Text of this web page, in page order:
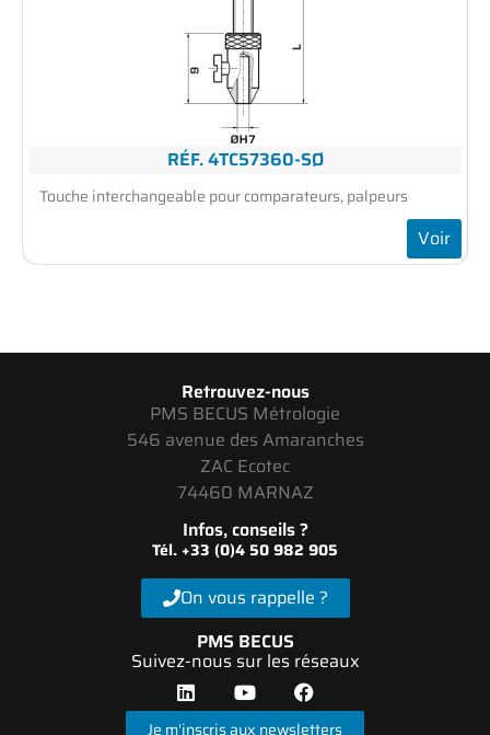
RÉF. 4TC57360-SØ
Touche interchangeable pour comparateurs, palpeurs
Voir
Retrouvez-nous
PMS BECUS Métrologie
546 avenue des Amaranches
ZAC Ecotec
74460 MARNAZ
Infos, conseils ?
Tél. +33 (0)4 50 982 905
On vous rappelle ?
PMS BECUS
Suivez-nous sur les réseaux
Je m'inscris aux newsletters